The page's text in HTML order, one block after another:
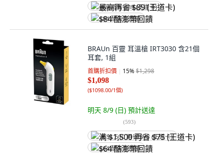
最高再省 $89 (王道卡)
$84 酷澎幣回饋
BRAUn 百靈 耳溫槍 IRT3030 含21個
耳套, 1組
首購折扣價 15%$1,298
$1,098
($1098.00/1個)
明天 8/9 (日) 預計送達
(593)
满 $1,500 再省 $75 (王道卡)
$64 酷澎幣回饋